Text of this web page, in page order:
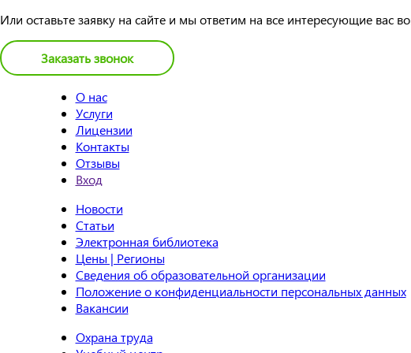
Или оставьте заявку на сайте и мы ответим на все интересующие вас
Заказать звонок
О нас
Услуги
Лицензии
Контакты
Отзывы
Вход
Новости
Статьи
Электронная библиотека
Цены | Регионы
Сведения об образовательной организации
Положение о конфиденциальности персональных данных
Вакансии
Охрана труда